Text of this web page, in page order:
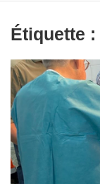
Étiquette :